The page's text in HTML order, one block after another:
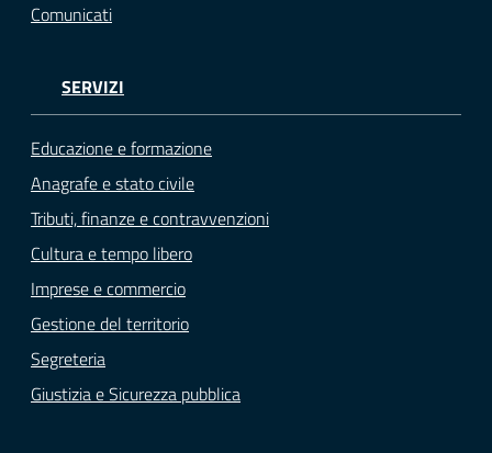
Comunicati
SERVIZI
Educazione e formazione
Anagrafe e stato civile
Tributi, finanze e contravvenzioni
Cultura e tempo libero
Imprese e commercio
Gestione del territorio
Segreteria
Giustizia e Sicurezza pubblica